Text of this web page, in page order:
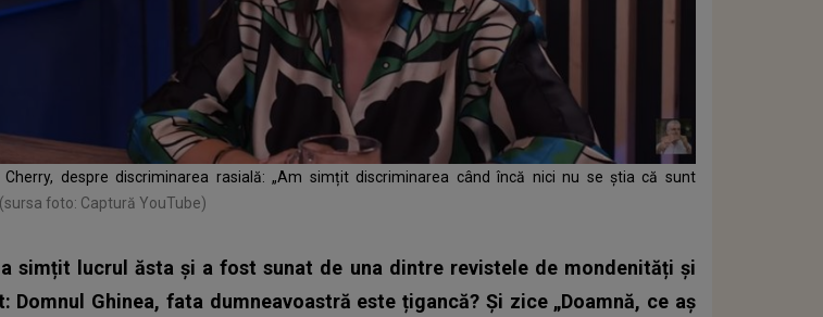
Cherry, despre discriminarea rasială: „Am simțit discriminarea când încă nici nu se știa că sunt
(sursa foto: Captură YouTube)
simțit lucrul ăsta și a fost sunat de una dintre revistele de mondenități și
Domnul Ghinea, fata dumneavoastră este țigancă? Și zice „Doamnă, ce aș